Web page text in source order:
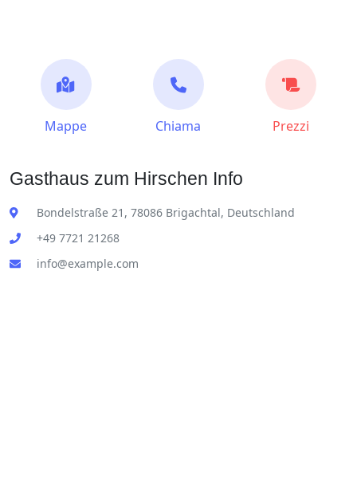
Mappe Chiama Prezzi
Gasthaus zum Hirschen Info
Bondelstraße 21, 78086 Brigachtal, Deutschland
+49 7721 21268
info@example.com